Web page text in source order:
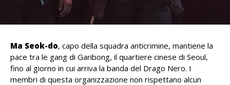
Ma Seok-do, capo della squadra anticrimine, mantiene la
pace tra le gang di Garibong, il quartiere cinese di Seoul,
fino al giorno in cui arriva la banda del Drago Nero. I
membri di questa organizzazione non rispettano alcun